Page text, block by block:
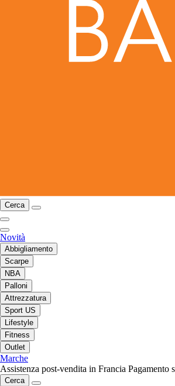
Cerca
Novità
Abbigliamento
Scarpe
NBA
Palloni
Attrezzatura
Sport US
Lifestyle
Fitness
Outlet
Marche
Assistenza post-vendita in Francia Pagamento
Cerca